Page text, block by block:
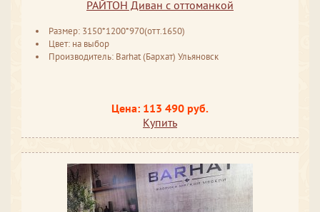
РАЙТОН Диван с оттоманкой
Размер: 3150*1200*970(отт.1650)
Цвет: на выбор
Производитель: Barhat (Бархат) Ульяновск
Цена: 113 490 руб.
Купить